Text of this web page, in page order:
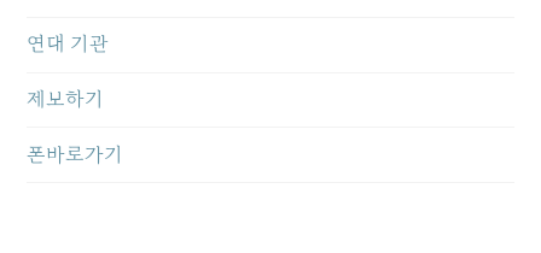
연대 기관
제보하기
폰바로가기